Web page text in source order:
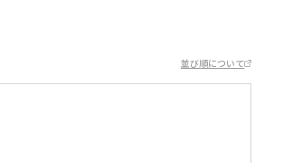
並び順について